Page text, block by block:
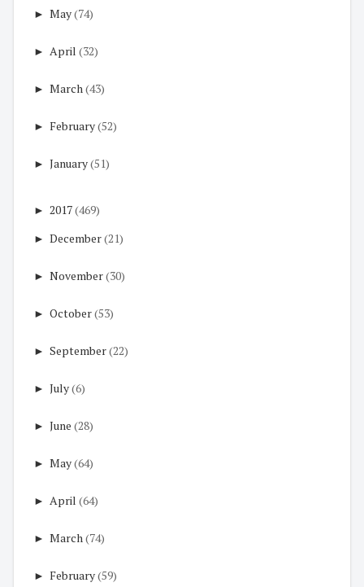
► May(74)
► April (32)
► March(43)
► February(52)
► January(51)
► 2017(469)
► December(21)
► November(30)
► October(53)
► September(22)
► July(6)
► June (28)
► May(64)
► April (64)
► March(74)
► February(59)